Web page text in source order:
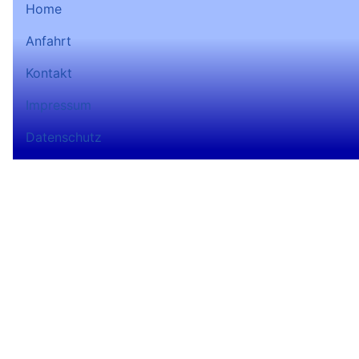
Home
Anfahrt
Kontakt
Impressum
Datenschutz